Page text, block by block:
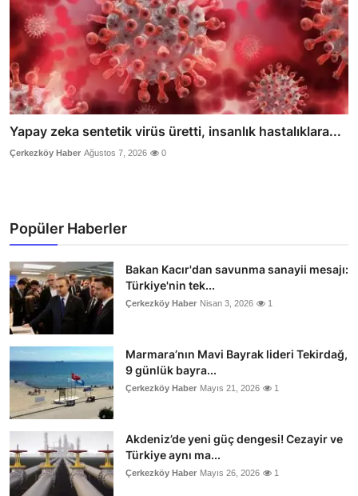
Yapay zeka sentetik virüs üretti, insanlık hastalıklara...
Çerkezköy Haber Ağustos 7, 2026 0
Popüler Haberler
Bakan Kacır'dan savunma sanayii mesajı:
Türkiye'nin tek...
Çerkezköy Haber Nisan 3, 2026 1
Marmara’nın Mavi Bayrak lideri Tekirdağ,
9 günlük bayra...
Çerkezköy Haber Mayıs 21, 2026 1
Akdeniz’de yeni güç dengesi! Cezayir ve
Türkiye aynı ma...
Çerkezköy Haber Mayıs 26, 2026 1